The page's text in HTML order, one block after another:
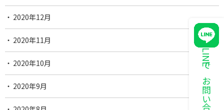
LINEでお問い合わせ
2020年12月
2020年11月
2020年10月
2020年9月